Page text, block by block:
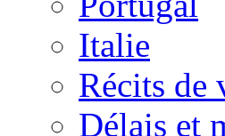
Italie
Récits de
Délais et